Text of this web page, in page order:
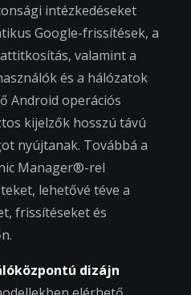
intézkedéseket
Google-frissítések, a
valamint a
és a hálózatok
Android operációs
kijelzők hosszú távú
nyújtanak. Továbbá a
Manager®-rel
lehetővé téve a
frissítéseket és
dizájn